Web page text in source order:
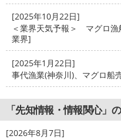
[2025年10月22日]
＜業界天気予報＞ マグロ
業界]
[2025年1月22日]
事代漁業(神奈川)、マグロ
「先知情報・情報関心」
[2026年8月7日]